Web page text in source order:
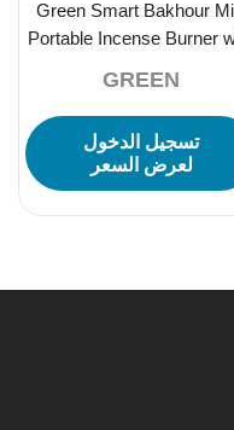
Green Smart Bakhour
Portable Incense Burner
GREEN
تسجيل الدخول
لعرض السعر